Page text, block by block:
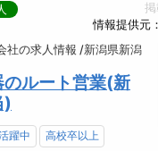
情報提供元
の求人情報 /新潟県新潟
ルート営業(新
)
躍中
高校卒以上